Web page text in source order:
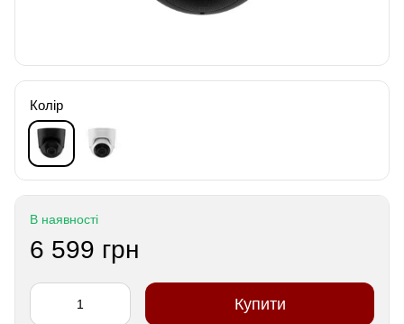
Колір
В наявності
6 599 грн
Купити